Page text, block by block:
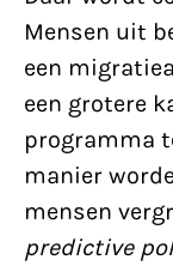
Mensen uit
een
een grotere
programma
manier
mensen
predictive